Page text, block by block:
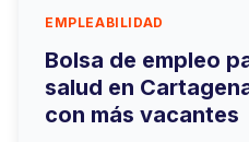
EMPLEABILIDAD
Bolsa de empleo
salud en
con más vacantes